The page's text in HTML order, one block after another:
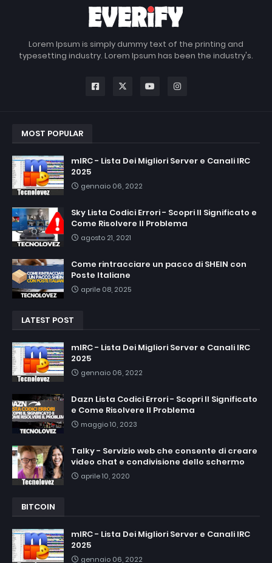
Lorem Ipsum is simply dummy text of the printing and
typesetting industry. Lorem Ipsum has been the industry's.
MOST POPULAR
mIRC - Lista Dei Migliori Server e Canali IRC
2025
gennaio 06, 2022
Sky Lista Codici Errori - Scopri Il Significato e
Come Risolvere Il Problema
agosto 21, 2021
Come rintracciare un pacco di SHEIN con
Poste Italiane
aprile 08, 2025
LATEST POST
mIRC - Lista Dei Migliori Server e Canali IRC
2025
gennaio 06, 2022
Dazn Lista Codici Errori - Scopri Il Significato
e Come Risolvere Il Problema
maggio 10, 2023
Talky - Servizio web che consente di creare
video chat e condivisione dello schermo
aprile 10, 2020
BITCOIN
mIRC - Lista Dei Migliori Server e Canali IRC
2025
gennaio 06, 2022